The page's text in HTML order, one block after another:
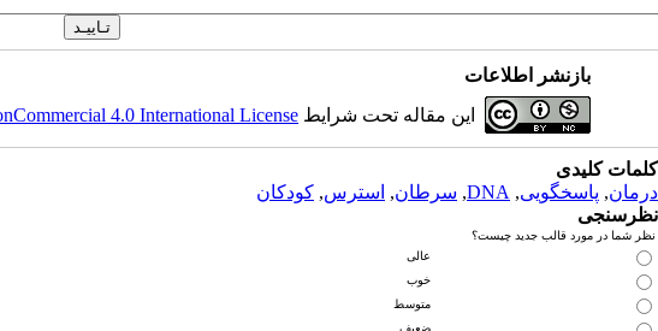
بازنشر اطلاعات
این مقاله تحت شرایط 4.0 International License
کلمات کلیدی
درمان, پاسخگویی,
DNA
, سرطان, استرس, کودکان
نظرسنجی
نظر شما در مورد قالب جدید چیست؟
عالی
خوب
متوسط
ضعیف